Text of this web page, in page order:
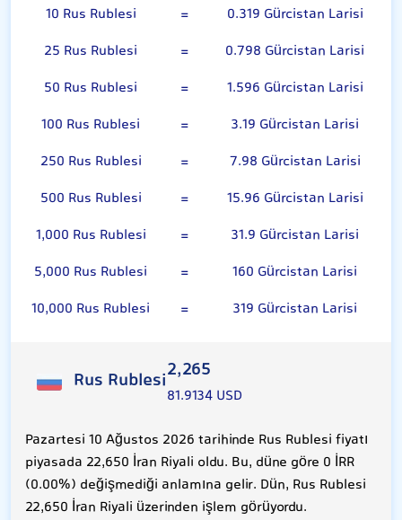
10 Rus Rublesi =
0.319 Gürcistan Larisi
25 Rus Rublesi
=
0.798 Gürcistan Larisi
50 Rus Rublesi
=
1.596 Gürcistan Larisi
100 Rus Rublesi
=
3.19 Gürcistan Larisi
250 Rus Rublesi
=
7.98 Gürcistan Larisi
500 Rus Rublesi
=
15.96 Gürcistan Larisi
1,000 Rus Rublesi
=
31.9 Gürcistan Larisi
5,000 Rus Rublesi
=
160 Gürcistan Larisi
10,000 Rus Rublesi
= 319 Gürcistan Larisi
Rus Rublesi2,265
81.9134 USD
Pazartesi 10 Ağustos 2026 tarihinde Rus Rublesi fiyatı
piyasada 22,650 İran Riyali oldu. Bu, düne göre 0 İRR
(0.00%) değişmediği anlamına gelir. Dün, Rus Rublesi
22,650 İran Riyali üzerinden işlem görüyordu.